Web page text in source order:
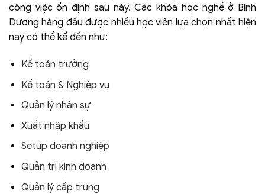
công việc ổn định sau này. Các khóa học nghề ở Bình
Dương hàng đầu được nhiều học viên lựa chọn nhất hiện
nay có thể kể đến như:
Kế toán trưởng
Kế toán & Nghiệp vụ
Quản lý nhân sự
Xuất nhập khẩu
Setup doanh nghiệp
Quản trị kinh doanh
Quản lý cấp trung